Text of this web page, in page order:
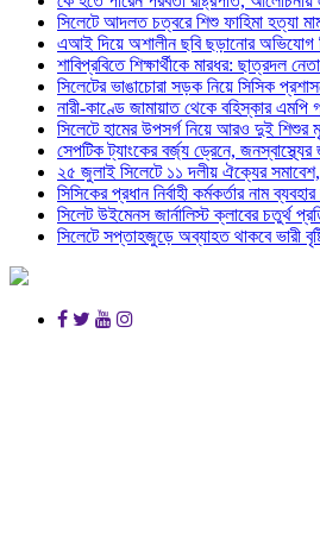
সিলেটে আদলত চত্বরে শিশু ফাহিমা হত্যা
এআই দিয়ে অশালীন ছবি ছড়ানোর অভিযোগ
শাবিপ্রবিতে শিক্ষার্থীকে মারধর: ছাত্রদল
সিলেটের ভাঙাচোরা সড়ক নিয়ে সিসিক
নারী-কাণ্ডে জামায়াত থেকে বহিস্কার
সিলেটে হামের উপসর্গ নিয়ে আরও দুই শিশুর
সেপটিক ট্যাংকের বর্জ্য ড্রেনে,
২৫ জুলাই সিলেটে ১১ দলীয় ঐক্যের
সিসিকের প্রধান নির্বাহী কর্মকর্তার নাম
সিলেট উইমেনস জার্নালিস্ট ক্লাবের চতুর্থ
সিলেটে সপ্তাহজুড়ে অব্যাহত থাকবে ভারী